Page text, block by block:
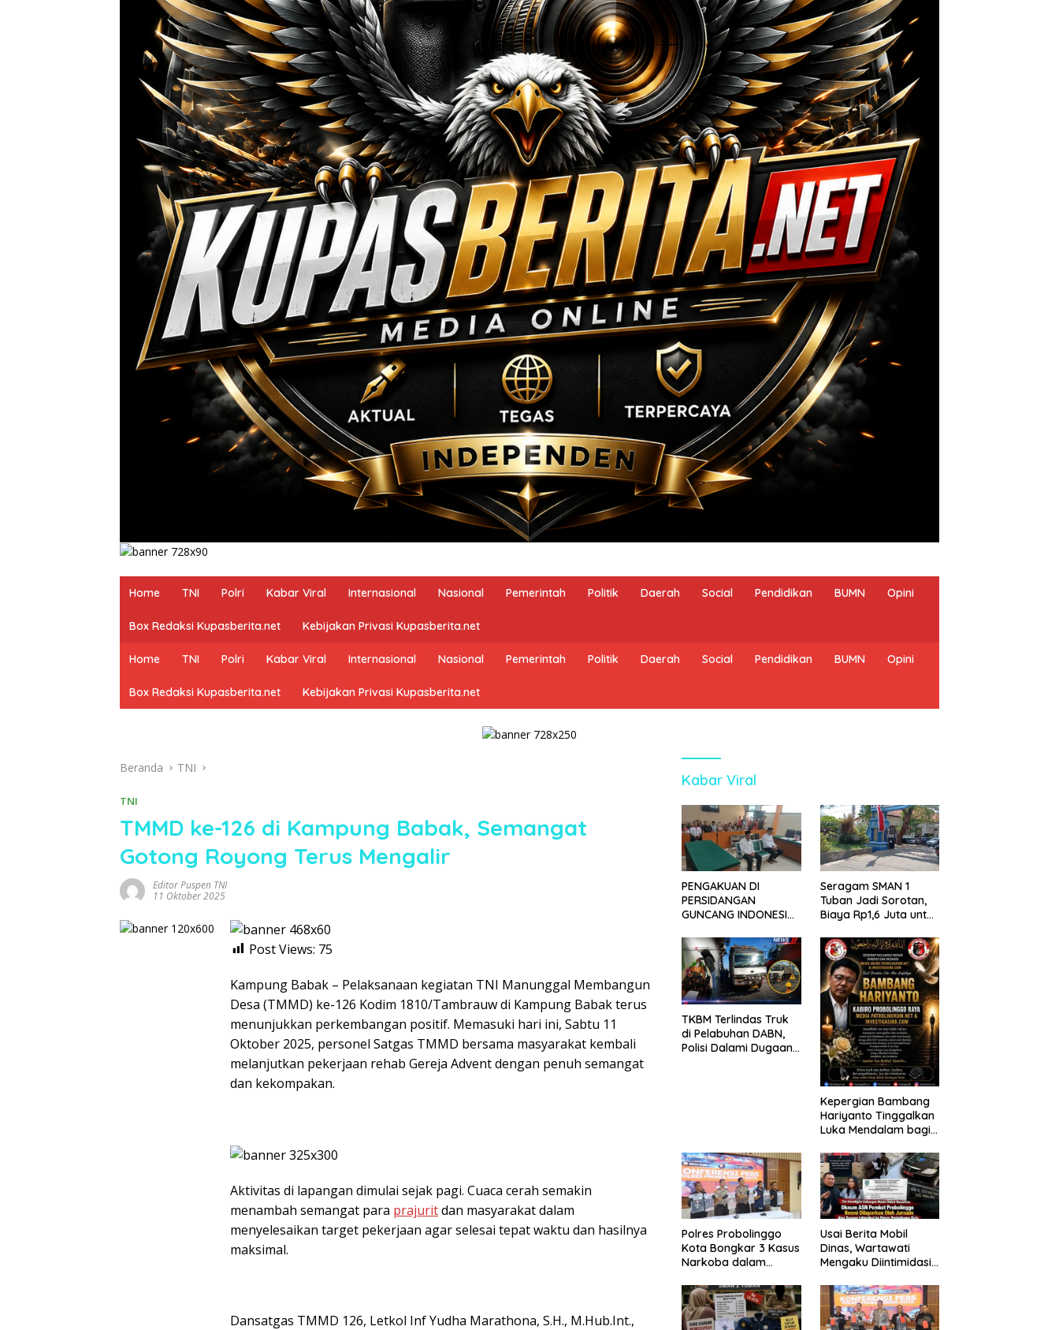
Home TNI Polri Kabar Viral Internasional Nasional Pemerintah Politik Daerah Social Pendidikan BUMN Opini
Box Redaksi Kupasberita.net Kebijakan Privasi Kupasberita.net
Home TNI Polri Kabar Viral Internasional Nasional Pemerintah Politik Daerah Social Pendidikan BUMN Opini
Box Redaksi Kupasberita.net Kebijakan Privasi Kupasberita.net
Beranda TNI
TNI
TMMD ke-126 di Kampung Babak, Semangat
Gotong Royong Terus Mengalir
Editor Puspen TNI
11 Oktober 2025
Post Views: 75
Kampung Babak – Pelaksanaan kegiatan TNI Manunggal Membangun
Desa (TMMD) ke-126 Kodim 1810/Tambrauw di Kampung Babak terus
menunjukkan perkembangan positif. Memasuki hari ini, Sabtu 11
Oktober 2025, personel Satgas TMMD bersama masyarakat kembali
melanjutkan pekerjaan rehab Gereja Advent dengan penuh semangat
dan kekompakan.
Aktivitas di lapangan dimulai sejak pagi. Cuaca cerah semakin
menambah semangat para prajuritdan masyarakat dalam
menyelesaikan target pekerjaan agar selesai tepat waktu dan hasilnya
maksimal.
Dansatgas TMMD 126, Letkol Inf Yudha Marathona, S.H., M.Hub.Int.,
Kabar Viral
PENGAKUAN DI
PERSIDANGAN
GUNCANG INDONESIA!
DITUNDA, KELUARGA
KORBAN MENGAMUK
DI PN MALANG
Seragam SMAN 1
Tuban Jadi Sorotan,
Biaya Rp1,6 Juta untuk
2026
TKBM Terlindas Truk
di Pelabuhan DABN,
Polisi Dalami Dugaan
Kepergian Bambang
Hariyanto Tinggalkan
Luka Mendalam bagi
Patrolihukum.net
Polres Probolinggo
Kota Bongkar 3 Kasus
Narkoba dalam
Sabu Disita
Usai Berita Mobil
Dinas, Wartawati
Mengaku Diintimidasi
Pemkot Probolinggo
dan Tempuh Jalur
Hukum